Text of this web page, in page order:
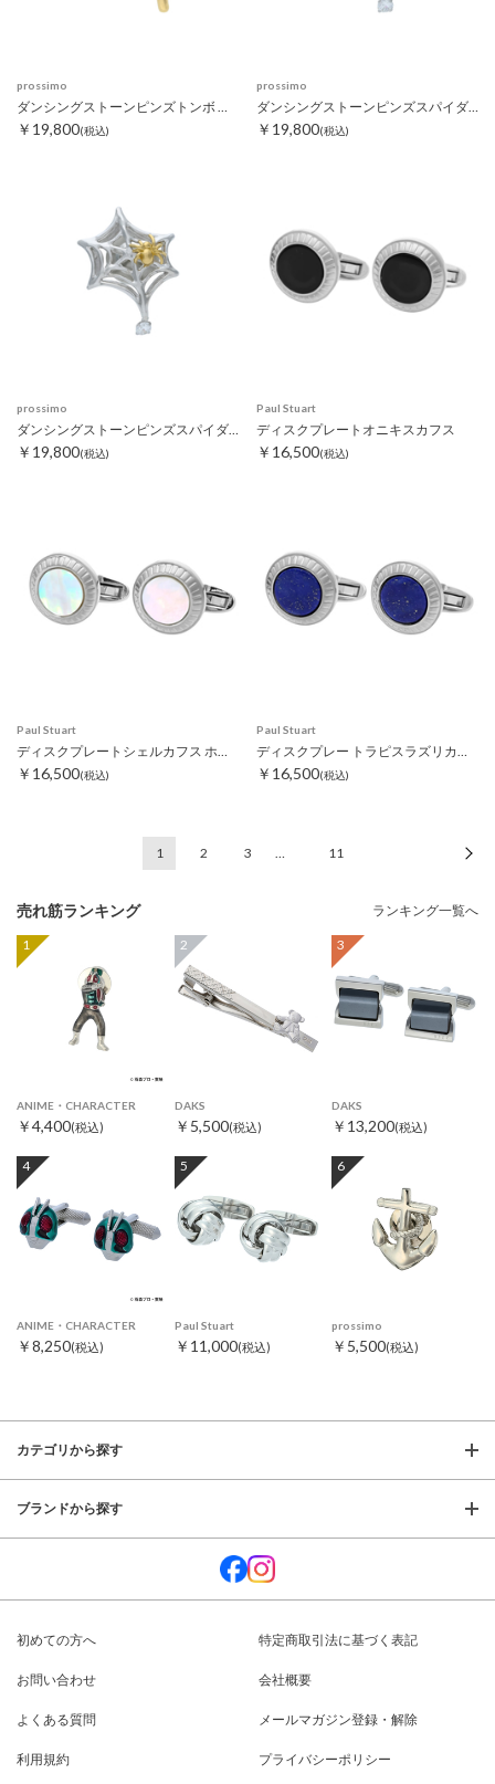
prossimo
ダンシングストーンピンズトンボ ゴールド
￥19,800(税込)
prossimo
ダンシングストーンピンズスパイダーウェブ シルバー
￥19,800(税込)
prossimo
￥19,800(税込)
Paul Stuart
ディスクプレートオニキスカフス
￥16,500(税込)
Paul Stuart
ディスクプレートシェルカフス ホワイト
￥16,500(税込)
Paul Stuart
ディスクプレー トラピスラズリカフス
￥16,500(税込)
1 2 3 … 11
売れ筋ランキング ランキング一覧へ
1
ANIME・CHARACTER
￥4,400(税込)
2
DAKS
￥5,500(税込)
3
DAKS
￥13,200(税込)
4
ANIME・CHARACTER
￥8,250(税込)
5
Paul Stuart
￥11,000(税込)
6
prossimo
￥5,500(税込)
カテゴリから探す
ブランドから探す
初めての方へ 特定商取引法に基づく表記
お問い合わせ 会社概要
よくある質問 メールマガジン登録・解除
利用規約 プライバシーポリシー